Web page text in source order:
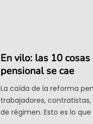
En vilo: las 10
pensional se cae
La caída de la reforma
trabajadores, contratistas,
de régimen. Esto es lo